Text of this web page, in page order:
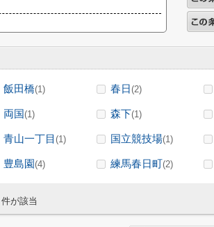
飯田橋(1) 春日(2)
両国(1) 森下(1)
青山一丁目 (1) 国立競技場(1)
豊島園(4) 練馬春日町(2)
件が該当